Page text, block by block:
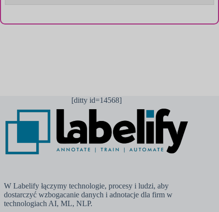
c
[ditty id=14568]
W Labelify łączymy technologie, procesy i ludzi, aby
dostarczyć wzbogacanie danych i adnotacje dla firm w
technologiach AI, ML, NLP.